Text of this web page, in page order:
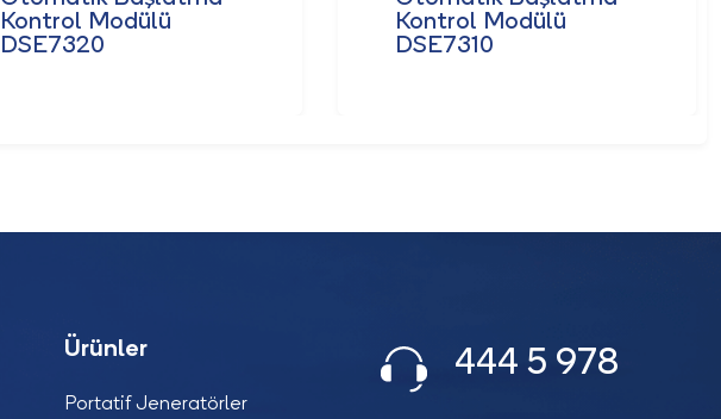
Kontrol Modülü
DSE7320
Kontrol Modülü
DSE7310
Ürünler
Portatif Jeneratörler
444 5 978